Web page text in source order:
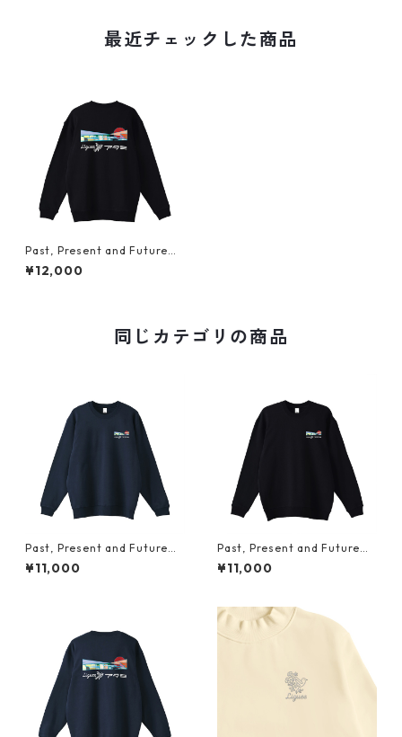
最近チェックした商品
Past, Present and Future
"アタミ"（胸ロゴ刺繍&バック
プリント）スウェット
¥12,000
同じカテゴリの商品
Past, Present and Future
"アタミ"（胸プリント）スウェ
ット
¥11,000
Past, Present and Future
"アタミ"（胸プリント）スウェ
ット
¥11,000